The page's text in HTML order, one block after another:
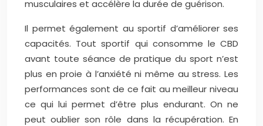
musculaires et accélère la durée de guérison.
Il permet également au sportif d’améliorer ses
capacités. Tout sportif qui consomme le CBD
avant toute séance de pratique du sport n’est
plus en proie à l’anxiété ni même au stress. Les
performances sont de ce fait au meilleur niveau
ce qui lui permet d’être plus endurant. On ne
peut oublier son rôle dans la récupération. En